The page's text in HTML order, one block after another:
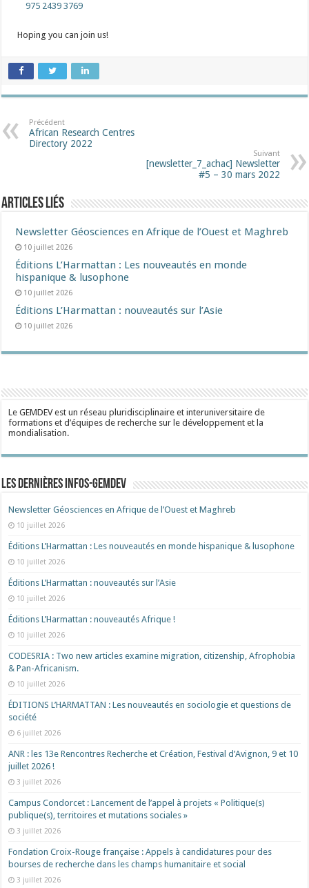
975 2439 3769
Hoping you can join us!
Précédent
African Research Centres
Directory 2022
Suivant
[newsletter_7_achac] Newsletter
#5 – 30 mars 2022
Articles liés
Newsletter Géosciences en Afrique de l’Ouest et Maghreb
10 juillet 2026
Éditions L’Harmattan : Les nouveautés en monde
hispanique & lusophone
10 juillet 2026
Éditions L’Harmattan : nouveautés sur l’Asie
10 juillet 2026
Le GEMDEV est un réseau pluridisciplinaire et interuniversitaire de
formations et d’équipes de recherche sur le développement et la
mondialisation.
Les dernières Infos-Gemdev
Newsletter Géosciences en Afrique de l’Ouest et Maghreb
10 juillet 2026
Éditions L’Harmattan : Les nouveautés en monde hispanique & lusophone
10 juillet 2026
Éditions L’Harmattan : nouveautés sur l’Asie
10 juillet 2026
Éditions L’Harmattan : nouveautés Afrique !​
10 juillet 2026
CODESRIA : Two new articles examine migration, citizenship, Afrophobia
& Pan-Africanism.
10 juillet 2026
ÉDITIONS L’HARMATTAN : Les nouveautés en sociologie et questions de
société
6 juillet 2026
ANR : les 13e Rencontres Recherche et Création, Festival d’Avignon, 9 et 10
juillet 2026 !
3 juillet 2026
Campus Condorcet : Lancement de l’appel à projets « Politique(s)
publique(s), territoires et mutations sociales »
3 juillet 2026
Fondation Croix-Rouge française : Appels à candidatures pour des
bourses de recherche dans les champs humanitaire et social
3 juillet 2026